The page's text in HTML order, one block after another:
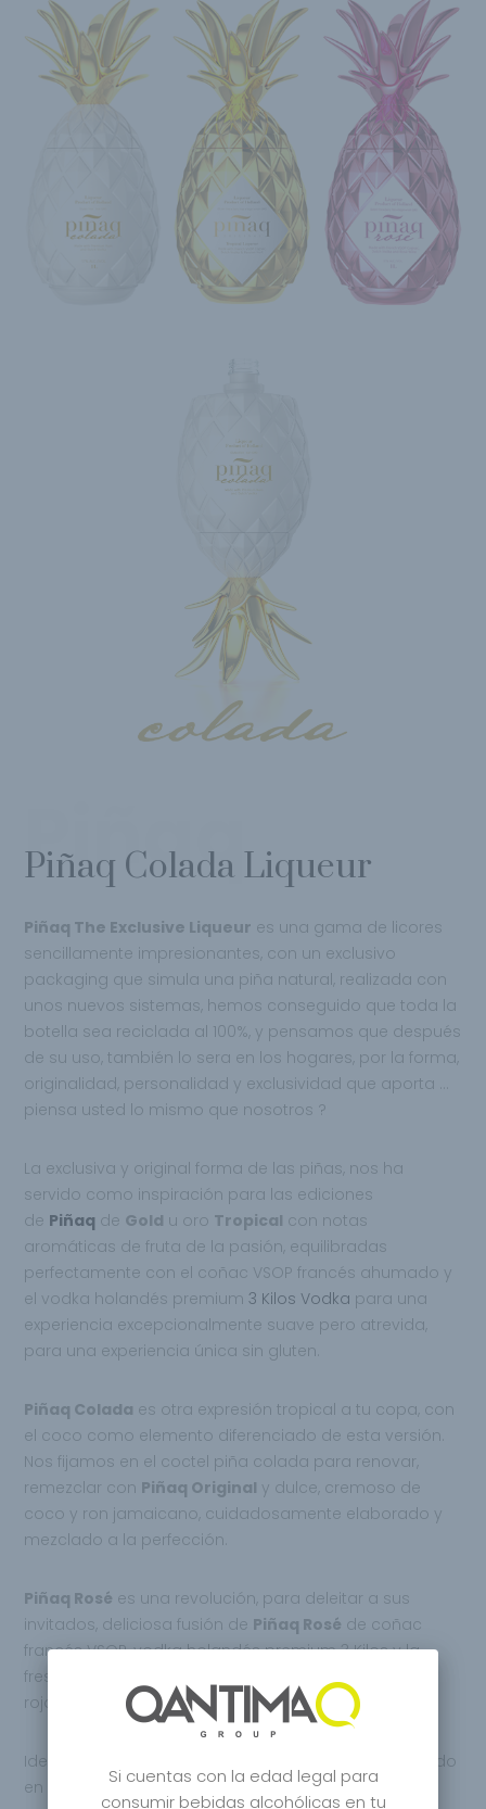
Piñaq
Piñaq Colada Liqueur
Piñaq The Exclusive Liqueur es una gama de licores
sencillamente impresionantes, con un exclusivo
packaging que simula una piña natural, realizada con
unos nuevos sistemas, hemos conseguido que toda la
botella sea reciclada al 100%, y pensamos que después
de su uso, también lo sera en los hogares, por la forma,
originalidad, personalidad y exclusividad que aporta …
piensa usted lo mismo que nosotros ?
La exclusiva y original forma de las piñas, nos ha
servido como inspiración para las ediciones
de Piñaq de Gold u oro Tropical con notas
aromáticas de fruta de la pasión, equilibradas
perfectamente con el coñac VSOP francés ahumado y
el vodka holandés premium3 Kilos Vodka para una
experiencia excepcionalmente suave pero atrevida,
para una experiencia única sin gluten.
Piñaq Colada es otra expresión tropical a tu copa, con
el coco como elemento diferenciado de esta versión.
Nos fijamos en el coctel piña colada para renovar,
remezclar con Piñaq Original y dulce, cremoso de
coco y ron jamaicano, cuidadosamente elaborado y
mezclado a la perfección.
Piñaq Rosé es una revolución, para deleitar a sus
invitados, deliciosa fusión de Piñaq Rosé de coñac
francés VSOP, vodka holandés premium 3 Kilos y la
frescura fresca del vino rosado premium, con frutos
rojos.
Ideado en Nueva York, desarrollado en Praga, acabado
en Holanda, para sorprender incluso, a los que ya
Si cuentas con la edad legal para
consumir bebidas alcohólicas en tu